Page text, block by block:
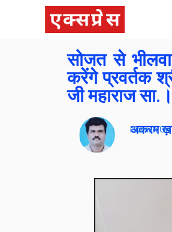
सोजत से
करेंगे प्रवर्तक
जी महाराज सा.।
अकरम
Publish On: